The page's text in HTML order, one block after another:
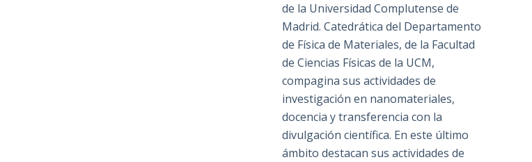
de la Universidad Complutense de
Madrid. Catedrática del Departamento
de Física de Materiales, de la Facultad
de Ciencias Físicas de la UCM,
compagina sus actividades de
investigación en nanomateriales,
docencia y transferencia con la
divulgación científica. En este último
ámbito destacan sus actividades de